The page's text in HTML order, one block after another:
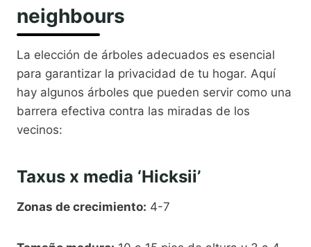
neighbours
La elección de árboles adecuados es esencial
para garantizar la privacidad de tu hogar. Aquí
hay algunos árboles que pueden servir como una
barrera efectiva contra las miradas de los
vecinos:
Taxus x media ‘Hicksii’
Zonas de crecimiento: 4-7